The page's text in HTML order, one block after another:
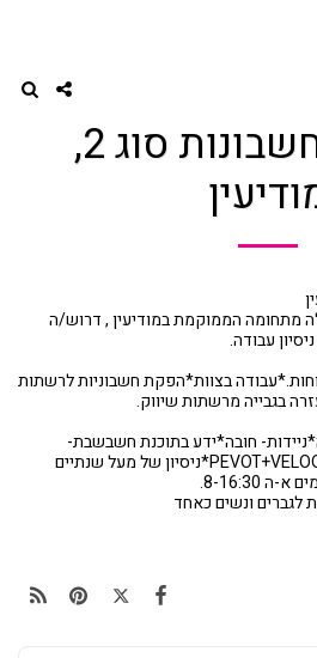
מנהל/ת חשבונות סוג 2,
מתחומה הממוקמת במודיעין , דרוש/ה
בצוות*הפקת חשבוניות לרשתות
בגבייה מרשתות שיווק.
סוג 2- חובה*ניידות- חובה*ידע בתוכנת חשבשבת-
חובה*ידע באקסל ברמת PEVOT+VELOOKAP*ניסיון של מעל שנתיים
8-16:30.